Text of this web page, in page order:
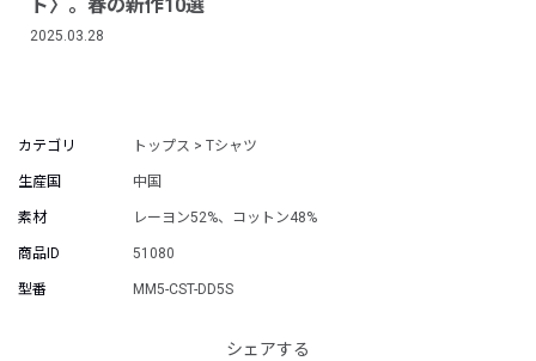
ト〉。春の新作10選
2025.03.28
カテゴリ トップス > Tシャツ
生産国 中国
素材 レーヨン52%、コットン48%
商品ID 51080
型番 MM5-CST-DD5S
シェアする